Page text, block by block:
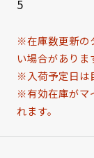
5
※在庫数更新の
い場合がありま
※入荷予定日は
※有効在庫がマ
れます。